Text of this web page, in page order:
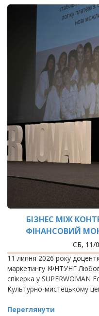
БІЗНЕС МІЖ
ФІНАНСОВИЙ
СБ, 11/
11 липня 2026 року
маркетингу ІФНТУНГ
спікерка у SUPERWOMAN
Культурно-мистецькому
Переглянути